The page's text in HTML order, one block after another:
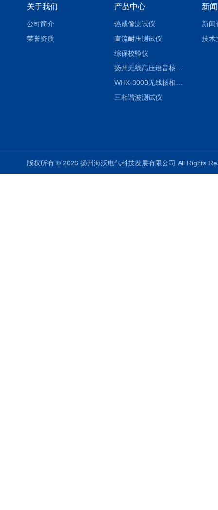
关于我们
公司简介
荣誉资质
产品中心
热成像测试仪
直流耐压测试仪
综保校验仪
扬州无线高压语音核相仪
三相谐波测试仪
新
新闻
技术
版权所有 © 2026 扬州海沃电气科技发展有限公司 All